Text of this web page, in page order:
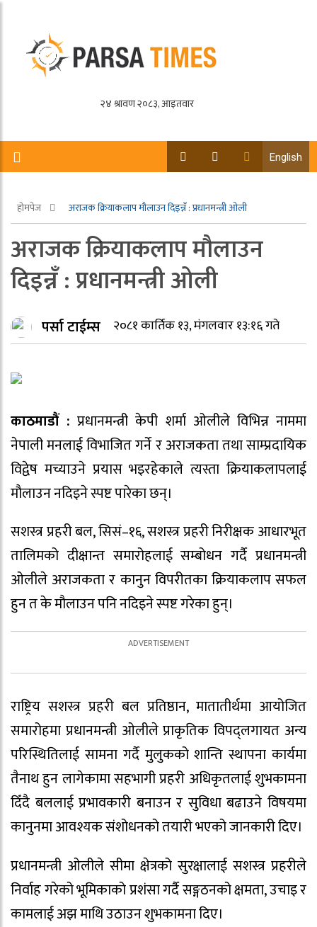
English
होमपेज अराजक क्रियाकलाप मौलाउन दिइन्नँ : प्रधानमन्त्री ओली
अराजक क्रियाकलाप मौलाउन
दिइन्नँ : प्रधानमन्त्री ओली
पर्सा टाईम्स २०८१ कार्तिक १३, मंगलवार १३:१६ गते
काठमाडौं : प्रधानमन्त्री केपी शर्मा ओलीले विभिन्न नाममा
नेपाली मनलाई विभाजित गर्ने र अराजकता तथा साम्प्रदायिक
विद्वेष मच्याउने प्रयास भइरहेकाले त्यस्ता क्रियाकलापलाई
मौलाउन नदिइने स्पष्ट पारेका छन्।
सशस्त्र प्रहरी बल, सिसं–१६, सशस्त्र प्रहरी निरीक्षक आधारभूत
तालिमको दीक्षान्त समारोहलाई सम्बोधन गर्दै प्रधानमन्त्री
ओलीले अराजकता र कानुन विपरीतका क्रियाकलाप सफल
हुन त के मौलाउन पनि नदिइने स्पष्ट गरेका हुन्।
राष्ट्रिय सशस्त्र प्रहरी बल प्रतिष्ठान, मातातीर्थमा आयोजित
समारोहमा प्रधानमन्त्री ओलीले प्राकृतिक विपद्लगायत अन्य
परिस्थितिलाई सामना गर्दै मुलुकको शान्ति स्थापना कार्यमा
तैनाथ हुन लागेकामा सहभागी प्रहरी अधिकृतलाई शुभकामना
दिँदै बललाई प्रभावकारी बनाउन र सुविधा बढाउने विषयमा
कानुनमा आवश्यक संशोधनको तयारी भएको जानकारी दिए।
प्रधानमन्त्री ओलीले सीमा क्षेत्रको सुरक्षालाई सशस्त्र प्रहरीले
निर्वाह गरेको भूमिकाको प्रशंसा गर्दै सङ्गठनको क्षमता, उचाइ र
कामलाई अझ माथि उठाउन शुभकामना दिए।